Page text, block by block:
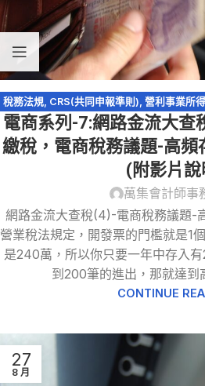
稅務法規 CRS(共同申報準則) 營利事業所
稅捐稽徵法,網路交易課稅,網路拍賣,網路
電子商務
電商系列-7:網路金流大查
繳稅，電商稅務議題-高
(附影片說
萬集會計師事
網路金流大查稅(4)-電商稅務議題-
營業稅法規定，開發票的門檻就是1
是240萬，所以你只要一年中存入
到200筆的進出，那就達到
CONTINUE
27
8 月